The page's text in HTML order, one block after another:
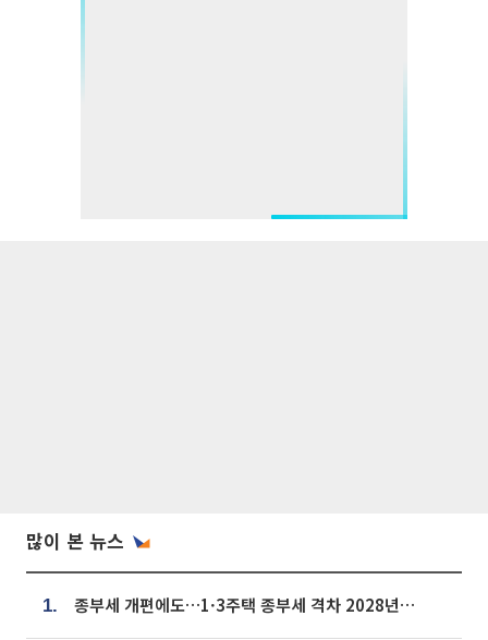
많이 본 뉴스
1. 종부세 개편에도…1·3주택 종부세 격차 2028년부터 확대